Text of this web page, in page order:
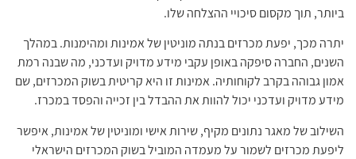
ביותר, תוך מקסום סיכויי ההצלחה שלו.
יתרה מכך, יפעת מכרזים בנתה מוניטין של אמינות ומהימנות. במהלך
השנים, החברה סיפקה באופן עקבי מידע מדויק ועדכני, מה שבנה רמת
אמון גבוהה בקרב לקוחותיה. אמינות זו היא קריטית בשוק המכרזים, שם
מידע מדויק ועדכני יכול להוות את ההבדל בין זכייה והפסד במכרז.
השילוב של מאגר נתונים מקיף, שירות אישי ומוניטין של אמינות, איפשר
ליפעת מכרזים לשמור על מעמדה המוביל בשוק המכרזים הישראלי